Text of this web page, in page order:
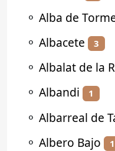
⚬ Alba de
⚬ Albacete 3
⚬ Albalat de la
⚬ Albandi 1
⚬ Albarreal de
⚬ Albero Bajo 1